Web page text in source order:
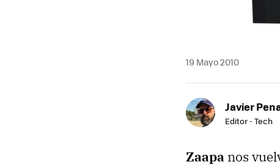
19 Mayo 2010
Javier
Editor - Tech
Zaapa nos